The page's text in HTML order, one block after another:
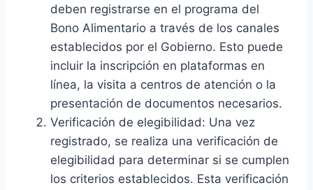
deben registrarse en el programa del
Bono Alimentario a través de los canales
establecidos por el Gobierno. Esto puede
incluir la inscripción en plataformas en
línea, la visita a centros de atención o la
presentación de documentos necesarios.
Verificación de elegibilidad: Una vez
registrado, se realiza una verificación de
elegibilidad para determinar si se cumplen
los criterios establecidos. Esta verificación